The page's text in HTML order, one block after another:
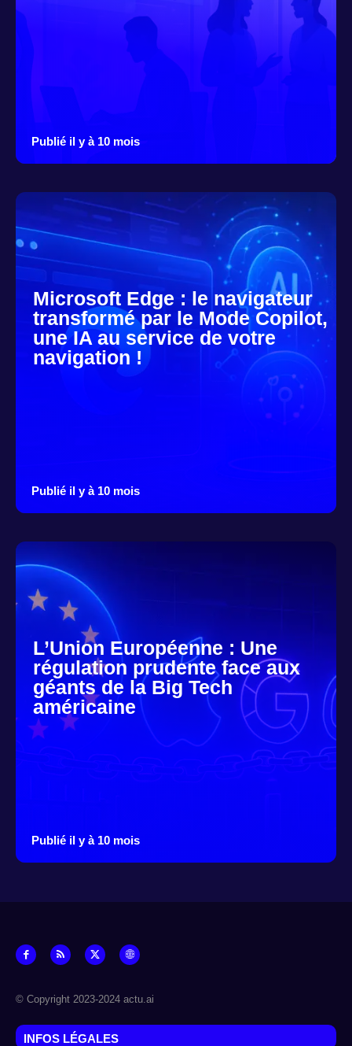
Publié il y à 10 mois
Microsoft Edge : le navigateur
transformé par le Mode Copilot,
une IA au service de votre
navigation !
Publié il y à 10 mois
L’Union Européenne : Une
régulation prudente face aux
géants de la Big Tech
américaine
Publié il y à 10 mois
© Copyright 2023-2024 actu.ai
INFOS LÉGALES